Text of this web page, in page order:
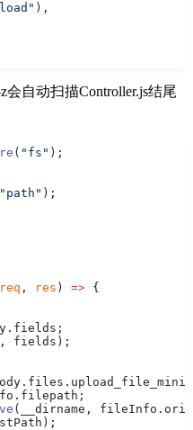
),
会自动扫描Controller.js结尾
( "fs" );
"path" );
req , res ) => {
, fields);
(__dirname,